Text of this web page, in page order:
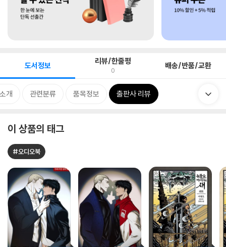
도서정보 리뷰/한줄평
0 배송/반품/교환
개 관련분류 품목정보 출판사 리뷰
이 상품의 태그
#오디오북